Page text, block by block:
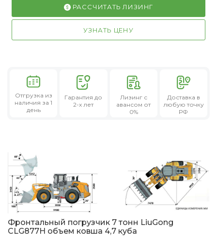
РАССЧИТАТЬ ЛИЗИНГ
УЗНАТЬ ЦЕНУ
Отгрузка из
наличия за 1
день
Гарантия до
2-х лет
Лизингс
авансом от
0%
Доставка в
любую точку
РФ
Фронтальный погрузчик 7 тонн LiuGong
CLG877H объем ковша 4,7 куба